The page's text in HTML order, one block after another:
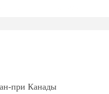
при Канады